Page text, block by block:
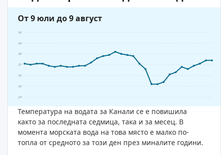
От 9 юли до 9 август
24°
25°
26°
27°
28°
29°
30°
Температура на водата за Канали се е повишила
както за последната седмица, така и за месец. В
момента морската вода на това място е малко по-
топла от средното за този ден през миналите години.